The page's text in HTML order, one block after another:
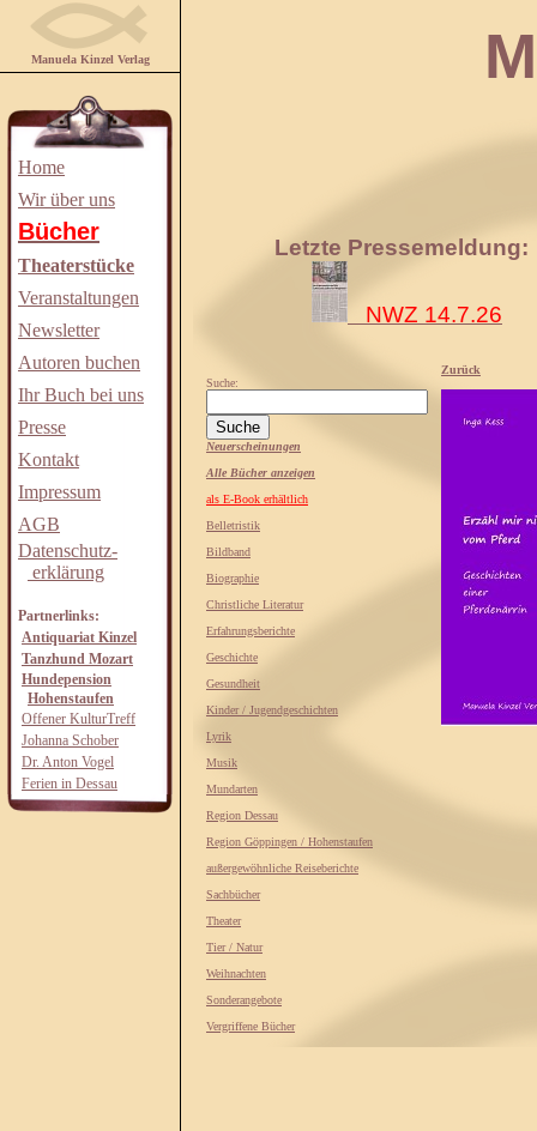
Manuela Kinzel Verlag
Home
Wir über uns
Bücher
Theaterstücke
Veranstaltungen
Newsletter
Autoren buchen
Ihr Buch bei uns
Presse
Kontakt
Impressum
AGB
Datenschutz-
erklärung
Partnerlinks:
Antiquariat Kinzel
Tanzhund Mozart
Hundepension
Hohenstaufen
Offener KulturTreff
Johanna Schober
Dr. Anton Vogel
Ferien in Dessau
Letzte Pressemeldung:
NWZ 14.7.26
Suche:
Neuerscheinungen
Alle Bücher anzeigen
als E-Book erhältlich
Belletristik
Bildband
Biographie
Christliche Literatur
Erfahrungsberichte
Geschichte
Gesundheit
Kinder / Jugendgeschichten
Lyrik
Musik
Mundarten
Region Dessau
Region Göppingen / Hohenstaufen
außergewöhnliche Reiseberichte
Sachbücher
Theater
Tier / Natur
Weihnachten
Sonderangebote
Vergriffene Bücher
Zurück